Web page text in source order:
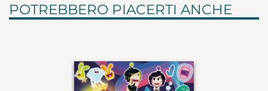
POTREBBERO PIACERTI ANCHE